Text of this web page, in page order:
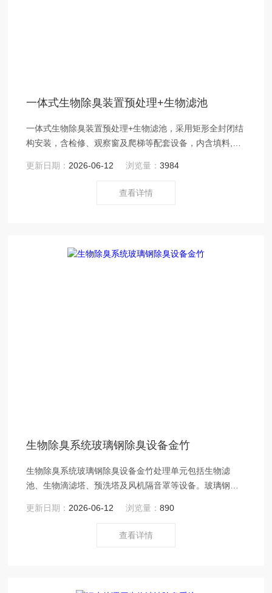
一体式生物除臭装置预处理+生物滤池
一体式生物除臭装置预处理+生物滤池，采用矩形全封闭结
构安装，含检修、观察窗及爬梯等配套设备，内含填料,停
更新日期： 2026-06-12 浏览量：3984
查看详情
生物除臭系统玻璃钢除臭设备金竹
生物除臭系统玻璃钢除臭设备金竹处理单元包括生物滤
池、生物滴滤塔、预洗塔及风机隔音罩等设备。玻璃钢除
更新日期： 2026-06-12 浏览量：890
查看详情